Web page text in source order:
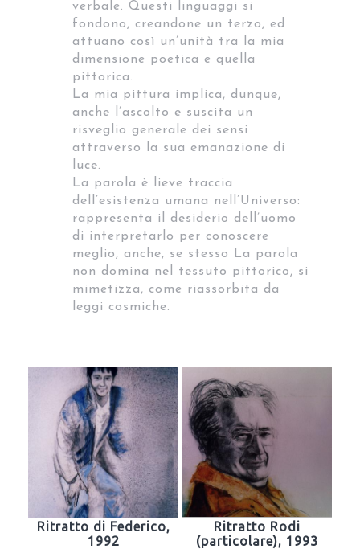
verbale. Questi linguaggi si
fondono, creandone un terzo, ed
attuano così un’unità tra la mia
dimensione poetica e quella
pittorica.
La mia pittura implica, dunque,
anche l’ascolto e suscita un
risveglio generale dei sensi
attraverso la sua emanazione di
luce.
La parola è lieve traccia
dell’esistenza umana nell’Universo:
rappresenta il desiderio dell’uomo
di interpretarlo per conoscere
meglio, anche, se stesso La parola
non domina nel tessuto pittorico, si
mimetizza, come riassorbita da
leggi cosmiche.
Ritratto di Federico,
1992
Ritratto Rodi
(particolare), 1993